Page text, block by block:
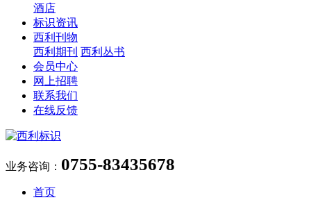
酒店
标识资讯
西利刊物
西利期刊 西利丛书
会员中心
网上招聘
联系我们
在线反馈
业务咨询： 0755-83435678
首页